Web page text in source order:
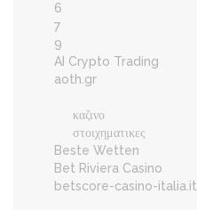
6
7
9
AI Crypto Trading
aoth.gr
καζινο
στοιχηματικες
Beste Wetten
Bet Riviera Casino
betscore-casino-italia.it